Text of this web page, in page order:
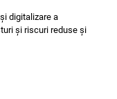
digitalizare a
și riscuri reduse și